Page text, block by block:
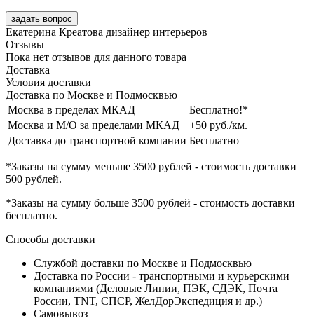
задать вопрос
Екатерина Креатова дизайнер интерьеров
Отзывы
Пока нет отзывов для данного товара
Доставка
Условия доставки
Доставка по Москве и Подмосквью
Москва в пределах МКАД
Бесплатно!*
Москва и М/О за пределами МКАД
+50 руб./км.
Доставка до транспортной компании Бесплатно
*Заказы на сумму меньше 3500 рублей - стоимость доставки
500 рублей.
*Заказы на сумму больше 3500 рублей - стоимость доставки
бесплатно.
Способы доставки
Службой доставки по Москве и Подмосквью
Доставка по России - транспортными и курьерскими
компаниями (Деловые Линии, ПЭК, СДЭК, Почта
России, TNT, СПСР, ЖелДорЭкспедиция и др.)
Самовывоз